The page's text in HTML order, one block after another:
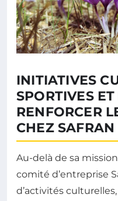
INITIATIVES
SPORTIVES
RENFORCER
CHEZ SAFRAN
Au-delà de sa
comité d’entreprise
d’activités